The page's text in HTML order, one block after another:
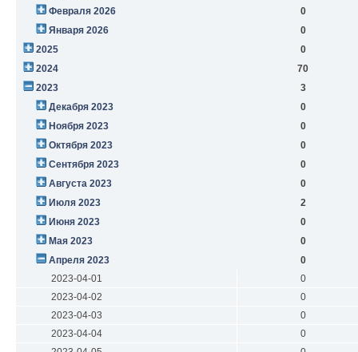
Февраля 2026
0
Января 2026
0
2025
0
2024
70
2023
3
Декабря 2023
0
Ноября 2023
0
Октября 2023
0
Сентября 2023
0
Августа 2023
0
Июля 2023
2
Июня 2023
0
Мая 2023
0
Апреля 2023
0
2023-04-01
0
2023-04-02
0
2023-04-03
0
2023-04-04
0